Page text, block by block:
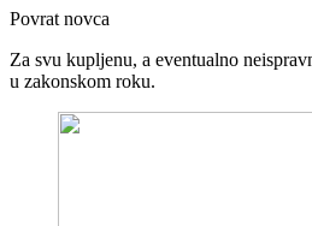
Povrat novca
Za svu kupljenu, a eventualno
u zakonskom roku.